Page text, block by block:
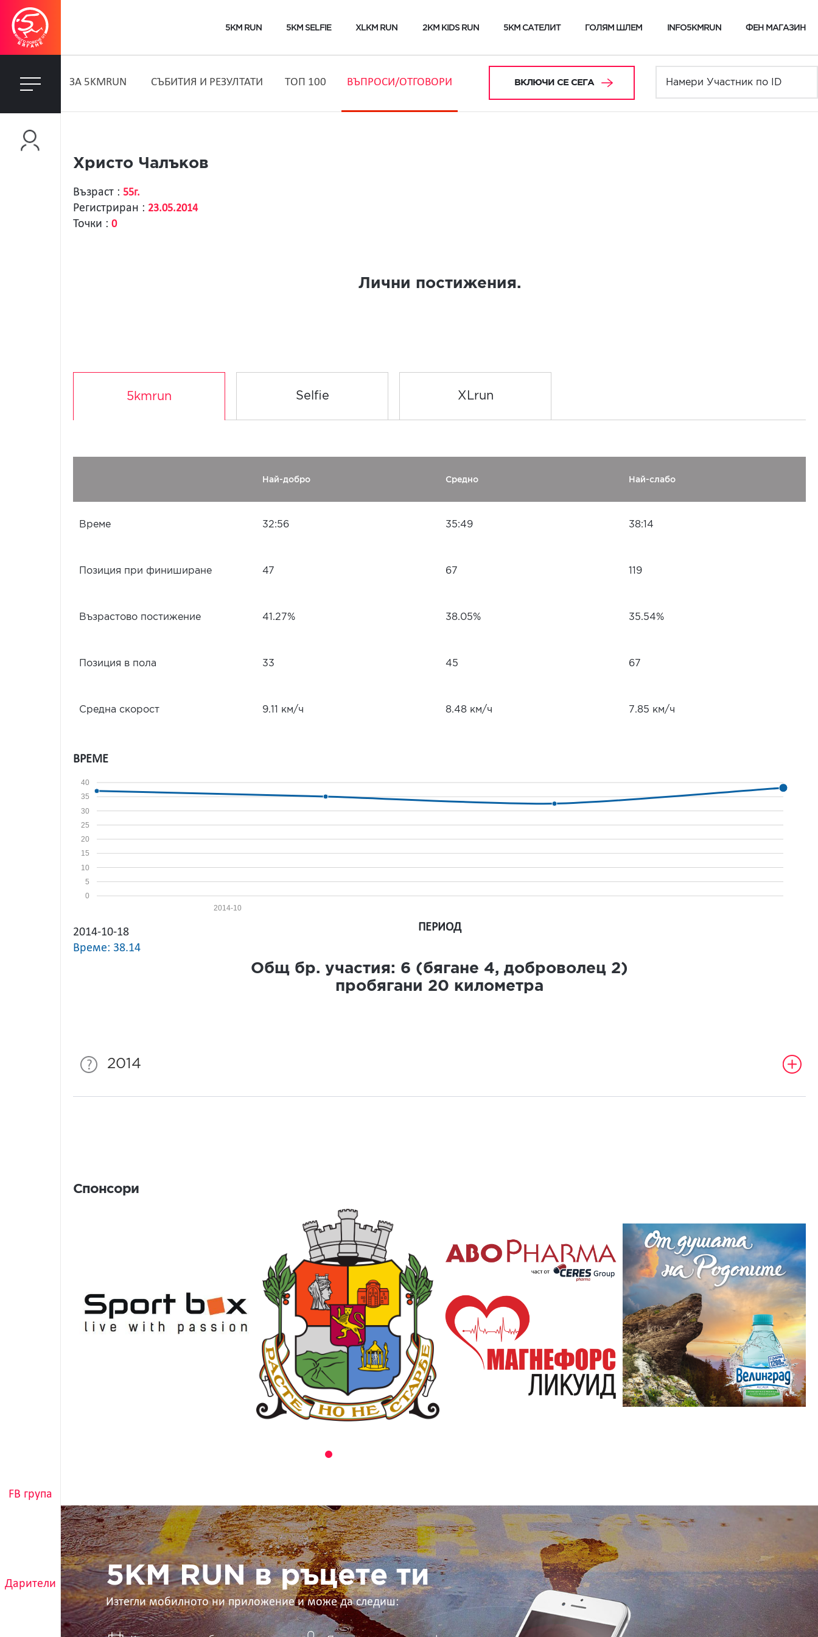
5KM RUN 5KM SELFIE XLKM RUN 2KM KIDS RUN 5KM САТЕЛИТ ГОЛЯМ ШЛЕМ INFO5KMRUN ФЕН МАГАЗИН
FB група
Дарители
ЗA 5KMRUN СЪБИТИЯ И РЕЗУЛТАТИ ТОП 100 ВЪПРОСИ/ОТГОВОРИ ВКЛЮЧИ СЕ СЕГА
Христо Чалъков
Възраст : 55г.
Регистриран : 23.05.2014
Точки : 0
Лични постижения.
5kmrun Selfie XLrun
Най-добро Средно Най-слабо
Време 32:56 35:49 38:14
Позиция при финиширане 47 67 119
Възрастово постижение 41.27% 38.05% 35.54%
Позиция в пола 33 45 67
Средна скорост 9.11 км/ч 8.48 км/ч 7.85 км/ч
ВРЕМЕ
0
5
10
15
20
25
30
35
40
2014-10
2014-10-18
Време: 38.14
ПЕРИОД
Общ бр. участия: 6 (бягане 4, доброволец 2)
пробягани 20 километра
2014
Спонсори
5KM
RUN
в
ръцете
ти
5KM RUN в ръцете ти
Изтегли мобилното ни приложение и може да следиш: